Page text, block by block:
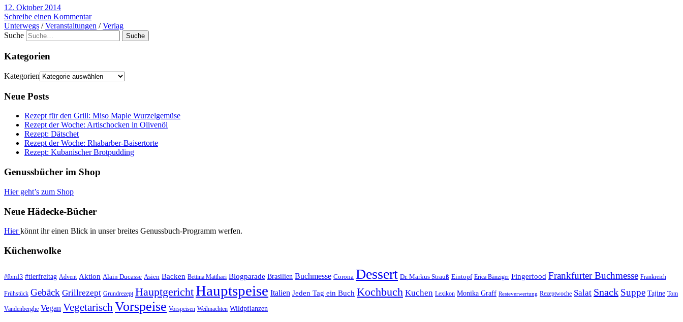
12. Oktober 2014
Schreibe einen Kommentar
Unterwegs /Veranstaltungen /Verlag
Suche
Kategorien
Kategorien
Neue Posts
Rezept für den Grill: Miso Maple Wurzelgemüse
Rezept der Woche: Artischocken in Olivenöl
Rezept: Dätschet
Rezept der Woche: Rhabarber-Baisertorte
Rezept: Kubanischer Brotpudding
Genussbücher im Shop
Hier geht’s zum Shop
Neue Hädecke-Bücher
Hierkönnt ihr einen Blick in unser breites Genussbuch-Programm werfen.
Küchenwolke
#fbm13 #tierfreitag Advent Aktion Alain Ducasse Asien Backen Bettina Matthaei Blogparade Brasilien Buchmesse Corona Dessert Dr. Markus Strauß Eintopf Erica Bänziger Fingerfood Frankfurter Buchmesse Frankreich
Frühstück Gebäck Grillrezept Grundrezept HauptgerichtHauptspeise Italien Jeden Tag ein Buch Kochbuch Kuchen Lexikon Monika Graff Resteverwertung Rezeptwoche Salat Snack Suppe Tajine Tom
Vandenberghe Vegan Vegetarisch Vorspeise Vorspeisen Weihnachten Wildpflanzen